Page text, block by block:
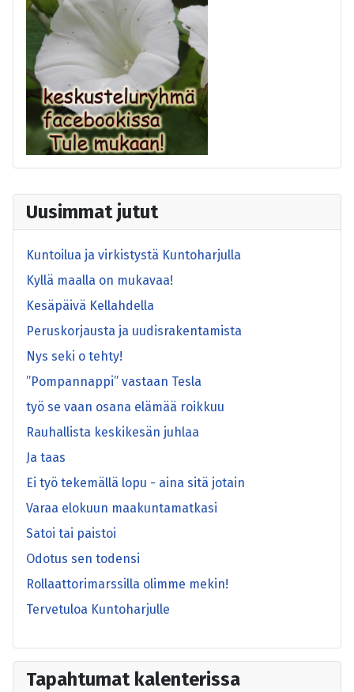
Uusimmat jutut
Kuntoilua ja virkistystä Kuntoharjulla
Kyllä maalla on mukavaa!
Kesäpäivä Kellahdella
Peruskorjausta ja uudisrakentamista
Nys seki o tehty!
”Pompannappi” vastaan Tesla
työ se vaan osana elämää roikkuu
Rauhallista keskikesän juhlaa
Ja taas
Ei työ tekemällä lopu - aina sitä jotain
Varaa elokuun maakuntamatkasi
Satoi tai paistoi
Odotus sen todensi
Rollaattorimarssilla olimme mekin!
Tervetuloa Kuntoharjulle
Tapahtumat kalenterissa